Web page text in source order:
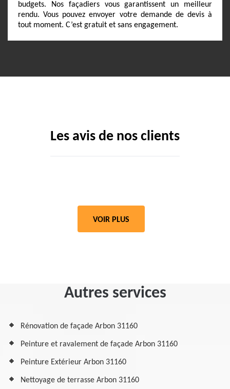
budgets. Nos façadiers vous garantissent un meilleur
rendu. Vous pouvez envoyer votre demande de devis à
tout moment. C’est gratuit et sans engagement.
Les avis de nos clients
VOIR PLUS
Autres services
Rénovation de façade Arbon 31160
Peinture et ravalement de façade Arbon 31160
Peinture Extérieur Arbon 31160
Nettoyage de terrasse Arbon 31160